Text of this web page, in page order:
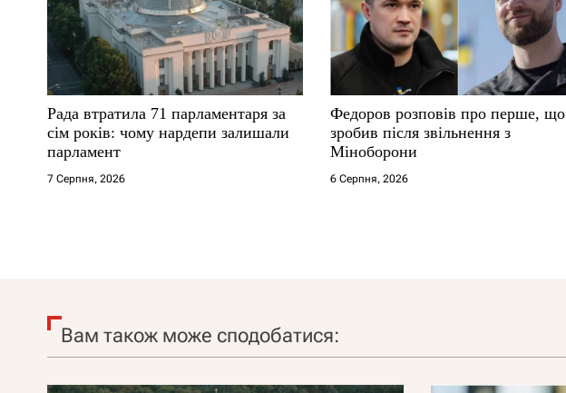
Рада втратила 71 парламентаря за
сім років: чому нардепи залишали
парламент
7 Серпня, 2026
Федоров розповів про перше, що
зробив після звільнення з
Міноборони
6 Серпня, 2026
Вам також може сподобатися: